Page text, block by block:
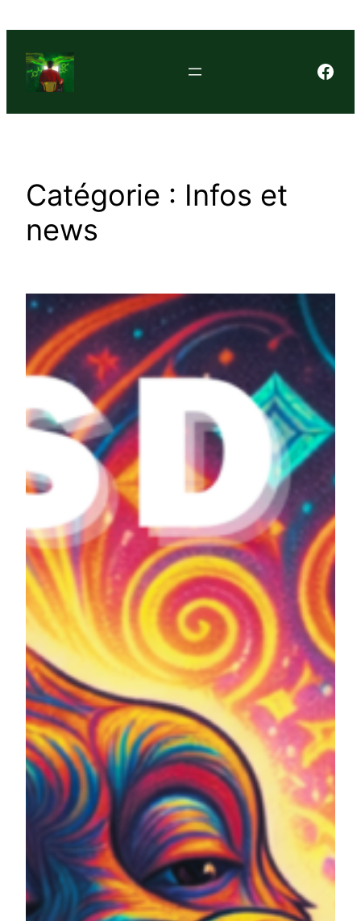
contenu
Catégorie : Infos et
news